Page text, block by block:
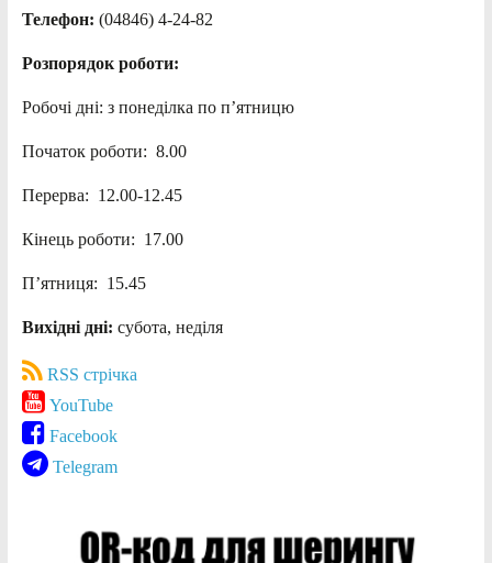
Телефон: (04846) 4-24-82
Розпорядок роботи:
Робочі дні: з понеділка по п’ятницю
Початок роботи: 8.00
Перерва: 12.00-12.45
Кінець роботи: 17.00
П’ятниця: 15.45
Вихідні дні: субота, неділя
RSS стрічка
YouTube
Facebook
Telegram